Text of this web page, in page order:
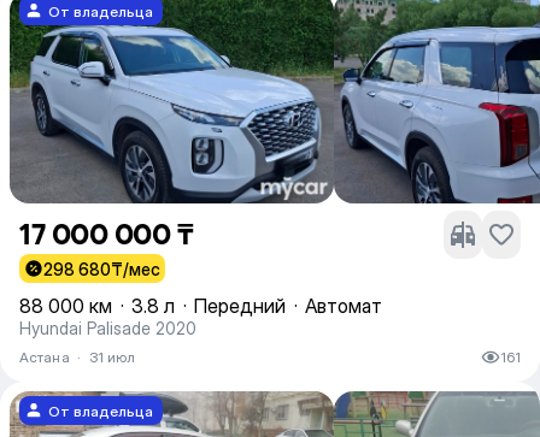
От владельца
17 000 000 ₸
298 680₸/мес
88 000 км · 3.8 л · Передний · Автомат
Hyundai Palisade 2020
Астана · 31 июл 161
От владельца